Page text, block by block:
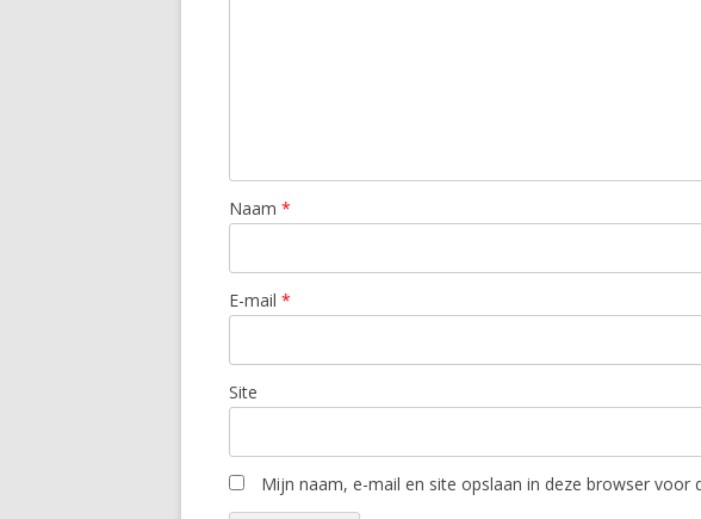
Naam *
E-mail *
Site
Mijn naam, e-mail en site opslaan in deze browser voor